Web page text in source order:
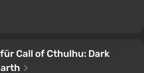
Call of Cthulhu: Dark